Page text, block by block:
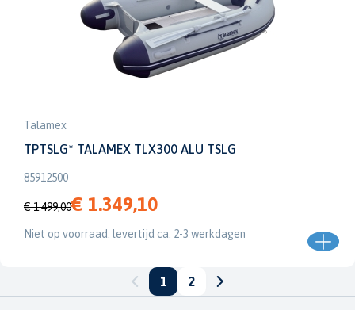
Talamex
TPTSLG* TALAMEX TLX300 ALU TSLG
85912500
€ 1.499,00€ 1.349,10
Niet op voorraad: levertijd ca. 2-3 werkdagen
1 2